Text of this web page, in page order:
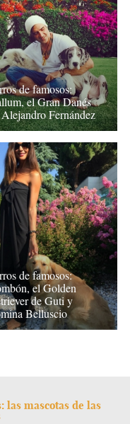
de famosos:
el Gran Danés
Fernández
de famosos:
el Golden
de Guti y
Belluscio
las mascotas de las